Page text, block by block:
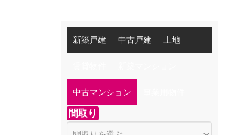
新築戸建 中古戸建 土地
中古マンション
間取り